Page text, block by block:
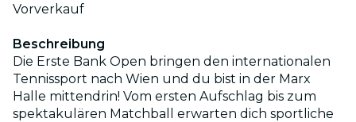
Vorverkauf
Beschreibung
Die Erste Bank Open bringen den internationalen
Tennissport nach Wien und du bist in der Marx
Halle mittendrin! Vom ersten Aufschlag bis zum
spektakulären Matchball erwarten dich sportliche